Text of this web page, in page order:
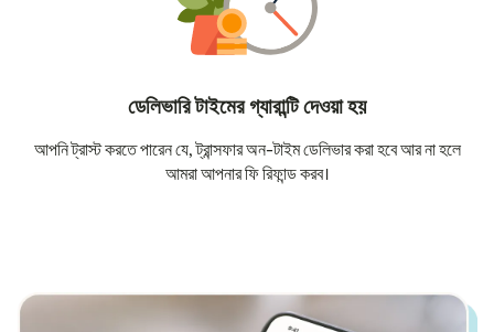
ডেলিভারি টাইমের গ্যারান্টি দেওয়া হয়
আপনি ট্রাস্ট করতে পারেন যে, ট্রান্সফার অন-টাইম ডেলিভার করা হবে আর না হলে
আমরা আপনার ফি রিফান্ড করব।